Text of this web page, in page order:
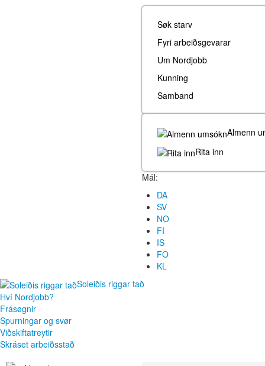
Søk starv
Fyri arbeiðsgevarar
Um Nordjobb
Kunning
Samband
Almenn
Rita inn
Mál:
DA
SV
NO
FI
IS
FO
KL
Soleiðis riggar tað
Hví Nordjobb?
Frásøgnir
Spurningar og svør
Viðskiftatreytir
Skráset arbeiðsstað